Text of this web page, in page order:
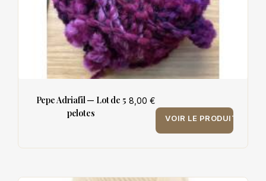
Pepe Adriafil — Lot de 5
pelotes
8,00 €
VOIR LE PRODUIT